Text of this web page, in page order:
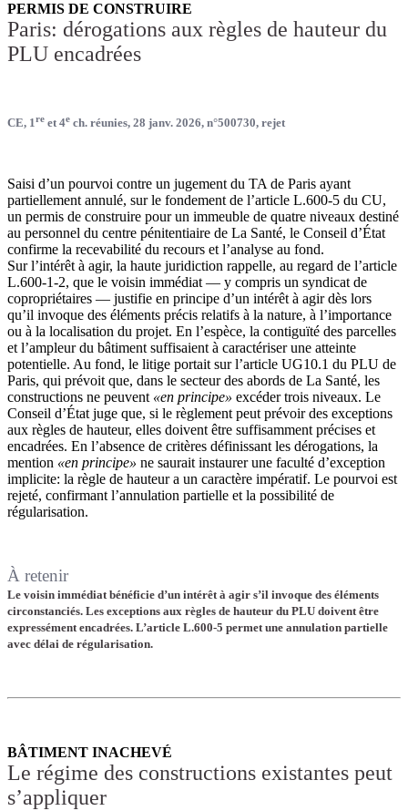
PERMIS DE CONSTRUIRE
Paris: dérogations aux règles de hauteur du
PLU encadrées
CE, 1re et 4e ch. réunies, 28 janv. 2026, n°500730, rejet
Saisi d’un pourvoi contre un jugement du TA de Paris ayant
partiellement annulé, sur le fondement de l’article L.600-5 du CU,
un permis de construire pour un immeuble de quatre niveaux destiné
au personnel du centre pénitentiaire de La Santé, le Conseil d’État
confirme la recevabilité du recours et l’analyse au fond.
Sur l’intérêt à agir, la haute juridiction rappelle, au regard de l’article
L.600-1-2, que le voisin immédiat — y compris un syndicat de
copropriétaires — justifie en principe d’un intérêt à agir dès lors
qu’il invoque des éléments précis relatifs à la nature, à l’importance
ou à la localisation du projet. En l’espèce, la contiguïté des parcelles
et l’ampleur du bâtiment suffisaient à caractériser une atteinte
potentielle. Au fond, le litige portait sur l’article UG10.1 du PLU de
Paris, qui prévoit que, dans le secteur des abords de La Santé, les
constructions ne peuvent «en principe» excéder trois niveaux. Le
Conseil d’État juge que, si le règlement peut prévoir des exceptions
aux règles de hauteur, elles doivent être suffisamment précises et
encadrées. En l’absence de critères définissant les dérogations, la
mention «en principe» ne saurait instaurer une faculté d’exception
implicite: la règle de hauteur a un caractère impératif. Le pourvoi est
rejeté, confirmant l’annulation partielle et la possibilité de
régularisation.
À retenir
Le voisin immédiat bénéficie d’un intérêt à agir s’il invoque des éléments
circonstanciés. Les exceptions aux règles de hauteur du PLU doivent être
expressément encadrées. L’article L.600-5 permet une annulation partielle
avec délai de régularisation.
BÂTIMENT INACHEVÉ
Le régime des constructions existantes peut
s’appliquer